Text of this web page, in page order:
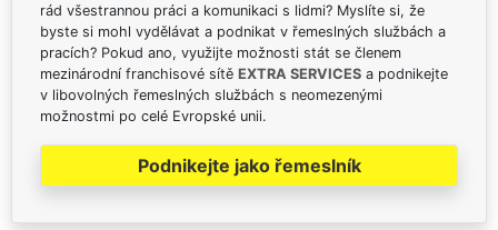
rád všestrannou práci a komunikaci s lidmi? Myslíte si, že
byste si mohl vydělávat a podnikat v řemeslných službách a
pracích? Pokud ano, využijte možnosti stát se členem
mezinárodní franchisové sítě EXTRA SERVICES a podnikejte
v libovolných řemeslných službách s neomezenými
možnostmi po celé Evropské unii.
Podnikejte jako řemeslník